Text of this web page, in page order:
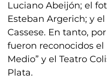
Luciano Abeijón; el
Esteban Argerich; y
Cassese. En tanto,
fueron reconocidos
Medio” y el Teatro
Plata.